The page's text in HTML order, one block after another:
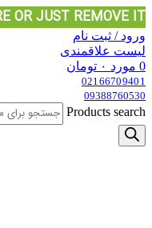
OR JUST REMOVE IT…
ورود / ثبت نام
لیست علاقمندی
0 مورد ۰ تومان
02166709401
09388760530
Products search